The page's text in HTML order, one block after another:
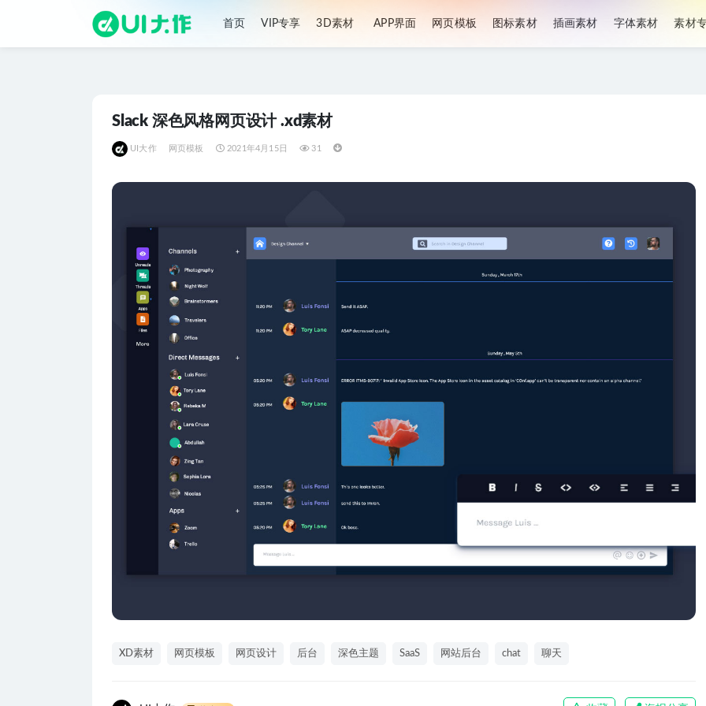
首页 VIP专享 3D素材 APP界面 网页模板 图标素材 插画素材 字体素材 素材
Slack 深色风格网页设计 .xd素材
UI大作 网页模板 2021年4月15日 31
XD素材 网页模板 网页设计 后台 深色主题 SaaS 网站后台 chat 聊天